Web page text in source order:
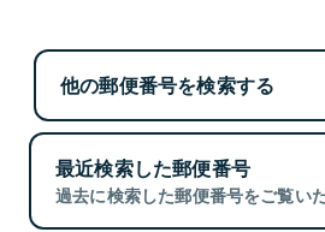
他の郵便番号を検索する
最近検索した郵便番号
過去に検索した郵便番号をご覧い